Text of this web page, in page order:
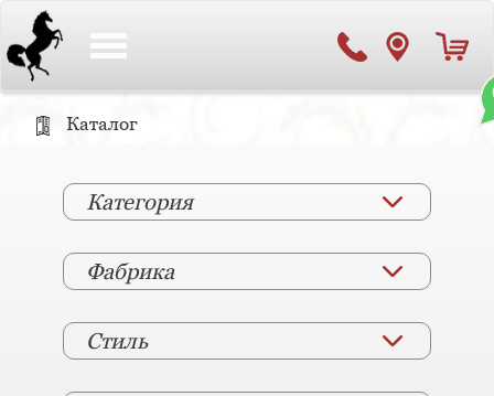
Каталог
Категория
Фабрика
Стиль